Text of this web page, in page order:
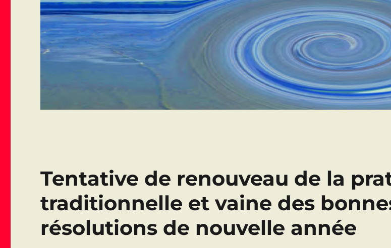
Tentative de renouveau de la
traditionnelle et vaine des
résolutions de nouvelle année